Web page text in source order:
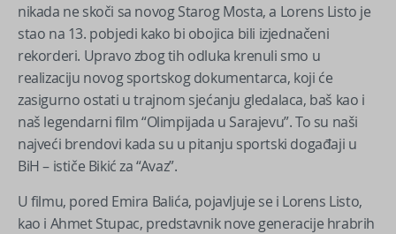
nikada ne skoči sa novog Starog Mosta, a Lorens Listo je
stao na 13. pobjedi kako bi obojica bili izjednačeni
rekorderi. Upravo zbog tih odluka krenuli smo u
realizaciju novog sportskog dokumentarca, koji će
zasigurno ostati u trajnom sjećanju gledalaca, baš kao i
naš legendarni film “Olimpijada u Sarajevu”. To su naši
najveći brendovi kada su u pitanju sportski događaji u
BiH – ističe Bikić za “Avaz”.
U filmu, pored Emira Balića, pojavljuje se i Lorens Listo,
kao i Ahmet Stupac, predstavnik nove generacije hrabrih